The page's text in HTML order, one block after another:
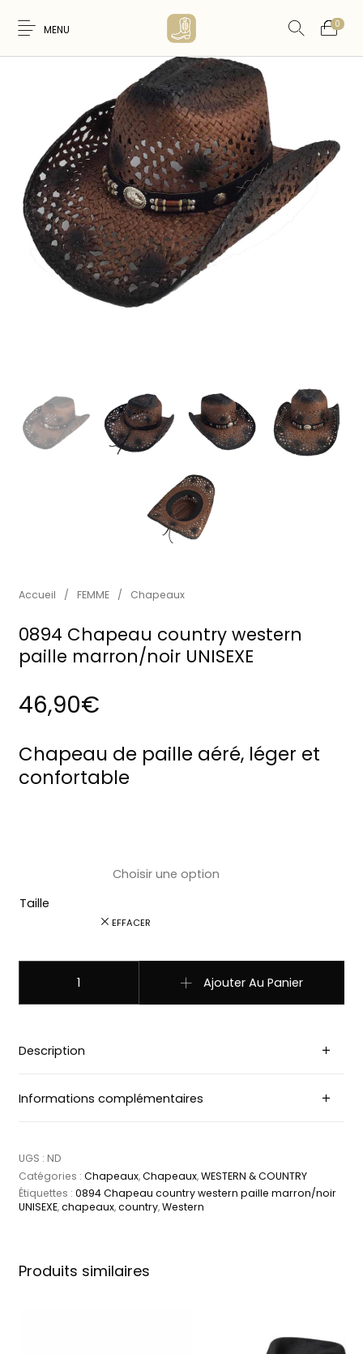
MENU 0
Nouveaux
Produits
FEMME HOMME
WESTERN &
COUNTRY
ARTISANAT
AMERINDIEN
ACCESSOIRES CEINTURES
Accueil / FEMME / Chapeaux
0894 Chapeau country western
paille marron/noir UNISEXE
46,90€
Chapeau de paille aéré, léger et
confortable
Taille
EFFACER
Ajouter Au Panier
Description
Informations complémentaires
UGS : ND
Catégories : Chapeaux,Chapeaux,WESTERN & COUNTRY
Étiquettes : 0894 Chapeau country western paille marron/noir
UNISEXE,chapeaux,country,Western
Produits similaires